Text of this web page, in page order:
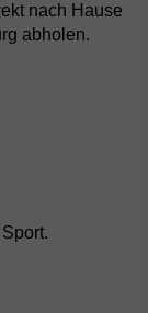
nach Hause
abholen.